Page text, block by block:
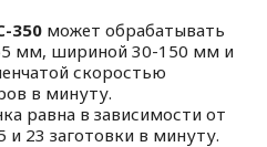
350 может обрабатывать
мм, шириной 30-150 мм и
скоростью
в минуту.
равна в зависимости от
и 23 заготовки в минуту.